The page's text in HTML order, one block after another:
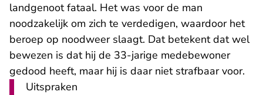
landgenoot fataal. Het was voor de man
noodzakelijk om zich te verdedigen, waardoor het
beroep op noodweer slaagt. Dat betekent dat wel
bewezen is dat hij de 33-jarige medebewoner
gedood heeft, maar hij is daar niet strafbaar voor.
Uitspraken